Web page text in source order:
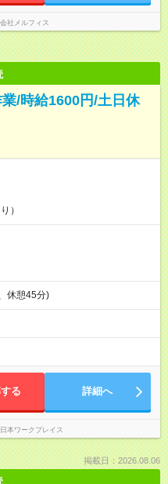
社メルフィス
/時給1600円/土日休
）
休憩45分)
る 詳細へ
本ワークプレイス
掲載日：2026.08.06